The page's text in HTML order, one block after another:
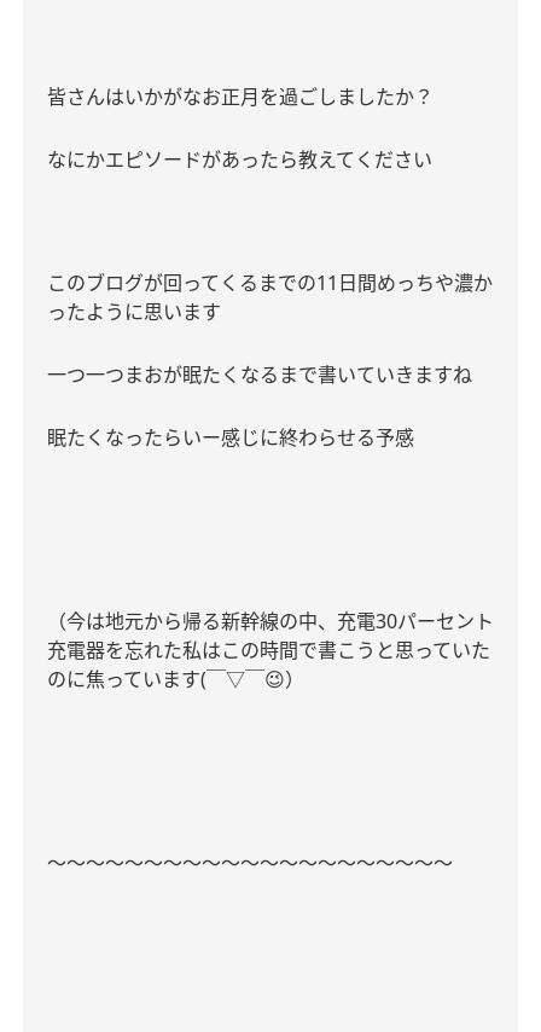
皆さんはいかがなお正月を過ごしましたか？
なにかエピソードがあったら教えてください
このブログが回ってくるまでの11 日間めっちや濃か
ったように思います
一つ一つまおが眠たくなるまで書いていきますね
眠たくなったらいー感じに終わらせる予感
（今は地元から帰る新幹線の中、充電30パーセント
充電器を忘れた私はこの時間で書こうと思っていた
のに焦っています(￣▽￣😉）
〜〜〜〜〜〜〜〜〜〜〜〜〜〜〜〜〜〜〜〜〜